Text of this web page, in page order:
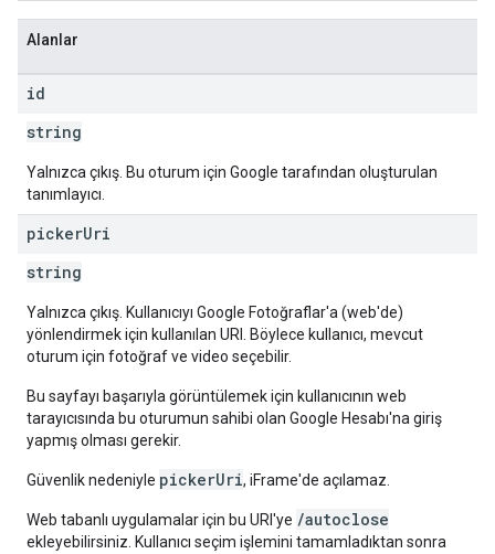
Alanlar
id
string
Yalnızca çıkış. Bu oturum için Google tarafından oluşturulan
tanımlayıcı.
pickerUri
string
Yalnızca çıkış. Kullanıcıyı Google Fotoğraflar'a (web'de)
yönlendirmek için kullanılan URI. Böylece kullanıcı, mevcut
oturum için fotoğraf ve video seçebilir.
Bu sayfayı başarıyla görüntülemek için kullanıcının web
tarayıcısında bu oturumun sahibi olan Google Hesabı'na giriş
yapmış olması gerekir.
Güvenlik nedeniyle pickerUri, iFrame'de açılamaz.
Web tabanlı uygulamalar için bu URI'ye /autoclose
ekleyebilirsiniz. Kullanıcı seçim işlemini tamamladıktan sonra